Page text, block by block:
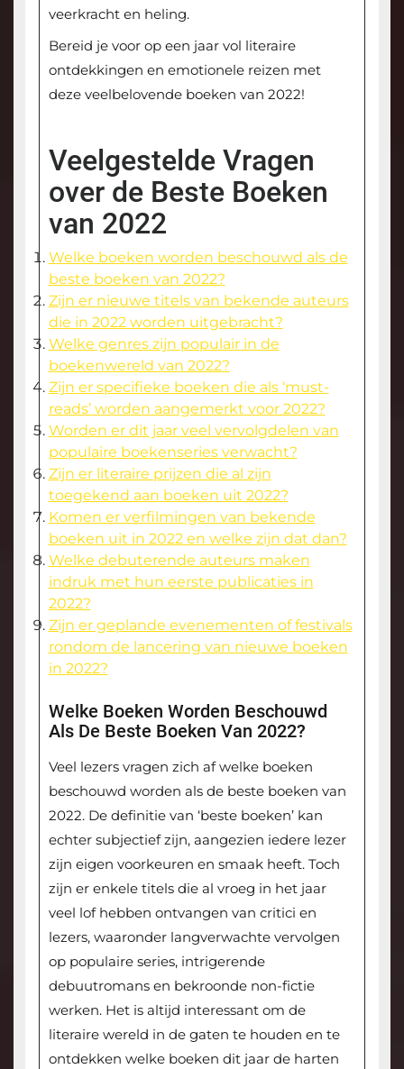
veerkracht en heling.
Bereid je voor op een jaar vol literaire
ontdekkingen en emotionele reizen met
deze veelbelovende boeken van 2022!
Veelgestelde Vragen
over de Beste Boeken
van 2022
Welke boeken worden beschouwd als de
beste boeken van 2022?
Zijn er nieuwe titels van bekende auteurs
die in 2022 worden uitgebracht?
Welke genres zijn populair in de
boekenwereld van 2022?
Zijn er specifieke boeken die als ‘must-
reads’ worden aangemerkt voor 2022?
Worden er dit jaar veel vervolgdelen van
populaire boekenseries verwacht?
Zijn er literaire prijzen die al zijn
toegekend aan boeken uit 2022?
Komen er verfilmingen van bekende
boeken uit in 2022 en welke zijn dat dan?
Welke debuterende auteurs maken
indruk met hun eerste publicaties in
2022?
Zijn er geplande evenementen of festivals
rondom de lancering van nieuwe boeken
in 2022?
Welke Boeken Worden Beschouwd
Als De Beste Boeken Van 2022?
Veel lezers vragen zich af welke boeken
beschouwd worden als de beste boeken van
2022. De definitie van ‘beste boeken’ kan
echter subjectief zijn, aangezien iedere lezer
zijn eigen voorkeuren en smaak heeft. Toch
zijn er enkele titels die al vroeg in het jaar
veel lof hebben ontvangen van critici en
lezers, waaronder langverwachte vervolgen
op populaire series, intrigerende
debuutromans en bekroonde non-fictie
werken. Het is altijd interessant om de
literaire wereld in de gaten te houden en te
ontdekken welke boeken dit jaar de harten